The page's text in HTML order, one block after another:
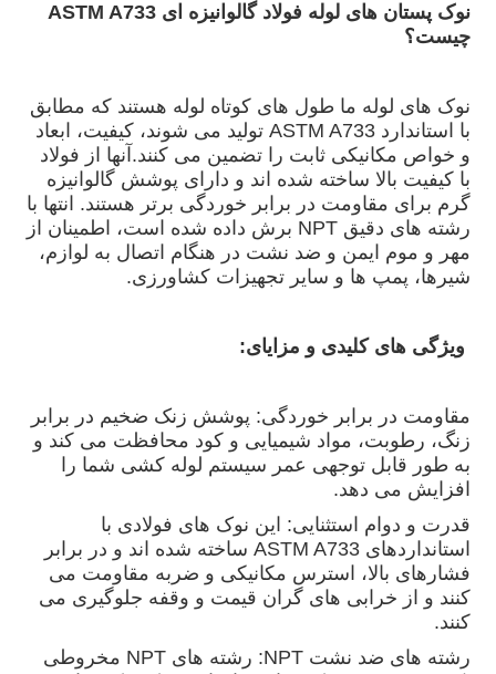
نوک پستان های لوله فولاد گالوانیزه ای ASTM A733
چیست؟
نوک های لوله ما طول های کوتاه لوله هستند که مطابق
با استاندارد ASTM A733 تولید می شوند، کیفیت، ابعاد
و خواص مکانیکی ثابت را تضمین می کنند.آنها از فولاد
با کیفیت بالا ساخته شده اند و دارای پوشش گالوانیزه
گرم برای مقاومت در برابر خوردگی برتر هستند. انتها با
رشته های دقیق NPT برش داده شده است، اطمینان از
مهر و موم ایمن و ضد نشت در هنگام اتصال به لوازم،
شیرها، پمپ ها و سایر تجهیزات کشاورزی.
ویژگی های کلیدی و مزایای:
مقاومت در برابر خوردگی: پوشش زنک ضخیم در برابر
زنگ، رطوبت، مواد شیمیایی و کود محافظت می کند و
به طور قابل توجهی عمر سیستم لوله کشی شما را
افزایش می دهد.
قدرت و دوام استثنایی: این نوک های فولادی با
استانداردهای ASTM A733 ساخته شده اند و در برابر
فشارهای بالا، استرس مکانیکی و ضربه مقاومت می
کنند و از خرابی های گران قیمت و وقفه جلوگیری می
کنند.
رشته های ضد نشت NPT: رشته های NPT مخروطی